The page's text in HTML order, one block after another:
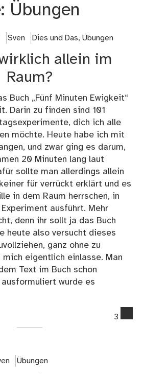
Übungen
Sven Dies und Das, Übungen
allein im
Raum?
Buch „Fünf Minuten Ewigkeit“
Darin zu finden sind 101
dich ich alle
möchte. Heute habe ich mit
und zwar ging es darum,
20 Minuten lang laut
sollte man allerdings allein
für verrückt erklärt und es
in dem Raum herrschen, in
ausführt. Mehr
denn ihr sollt ja das Buch
heute also versucht dieses
ganz ohne zu
mich eigentlich einlasse. Man
Text im Buch schon
wurde es
3
Übungen